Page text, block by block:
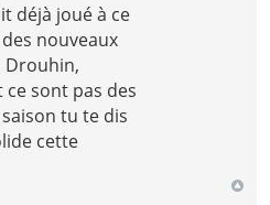
déjà joué à ce
nouveaux
Drouhin,
sont pas des
tu te dis
cette